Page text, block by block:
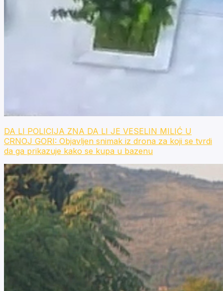
DA LI POLICIJA ZNA DA LI JE VESELIN MILIĆ U
CRNOJ GORI: Objavljen snimak iz drona za koji se tvrdi
da ga prikazuje kako se kupa u bazenu